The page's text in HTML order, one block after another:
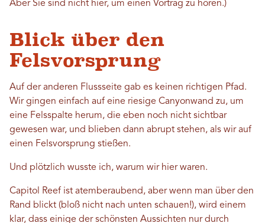
Aber Sie sind nicht hier, um einen Vortrag zu hören.)
Blick über den
Felsvorsprung
Auf der anderen Flussseite gab es keinen richtigen Pfad.
Wir gingen einfach auf eine riesige Canyonwand zu, um
eine Felsspalte herum, die eben noch nicht sichtbar
gewesen war, und blieben dann abrupt stehen, als wir auf
einen Felsvorsprung stießen.
Und plötzlich wusste ich, warum wir hier waren.
Capitol Reef ist atemberaubend, aber wenn man über den
Rand blickt (bloß nicht nach unten schauen!), wird einem
klar, dass einige der schönsten Aussichten nur durch